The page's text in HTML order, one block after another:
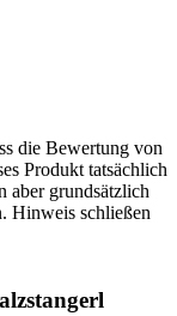
die Bewertung von
Produkt tatsächlich
aber grundsätzlich
Hinweis schließen